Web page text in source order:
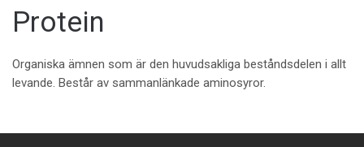
Protein
Organiska ämnen som är den huvudsakliga beståndsdelen i allt
levande. Består av sammanlänkade aminosyror.